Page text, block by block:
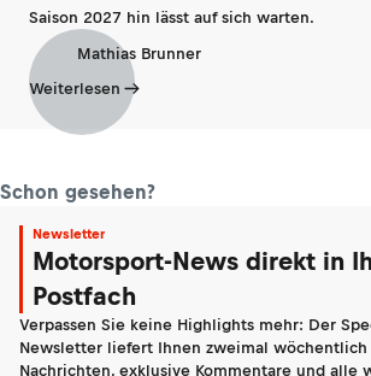
Saison 2027 hin lässt auf sich warten.
Mathias Brunner
Weiterlesen
Schon gesehen?
Newsletter
Motorsport-News direkt in
Postfach
Verpassen Sie keine Highlights mehr: Der
Newsletter liefert Ihnen zweimal
Nachrichten, exklusive Kommentare und alle